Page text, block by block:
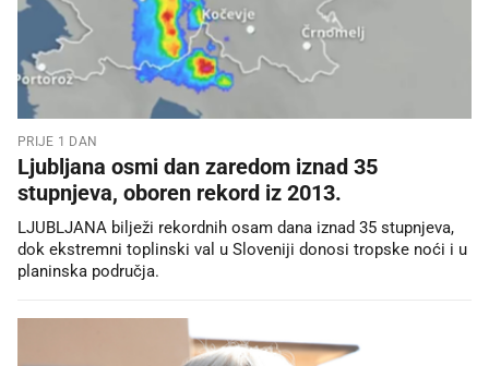
PRIJE 1 DAN
Ljubljana osmi dan zaredom iznad 35
stupnjeva, oboren rekord iz 2013.
LJUBLJANA bilježi rekordnih osam dana iznad 35 stupnjeva,
dok ekstremni toplinski val u Sloveniji donosi tropske noći i u
planinska područja.